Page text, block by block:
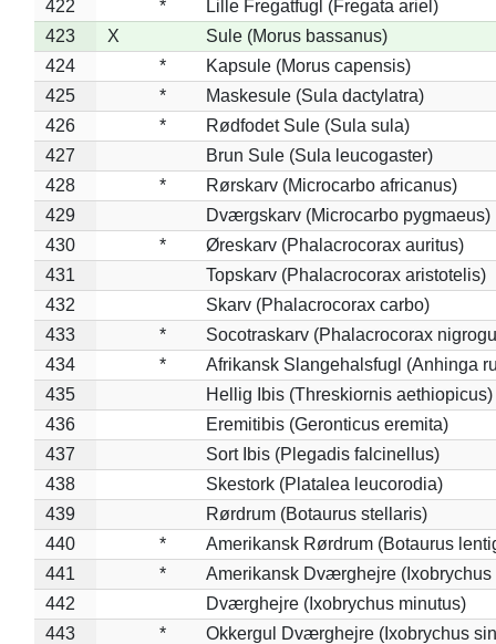
422
*
Lille Fregatfugl (Fregata ariel)
423
X
Sule (Morus bassanus)
424
*
Kapsule (Morus capensis)
425
*
Maskesule (Sula dactylatra)
426
*
Rødfodet Sule (Sula sula)
427
Brun Sule (Sula leucogaster)
428
*
Rørskarv (Microcarbo africanus)
429
Dværgskarv (Microcarbo pygmaeus)
430
*
Øreskarv (Phalacrocorax auritus)
431
Topskarv (Phalacrocorax aristotelis)
432
Skarv (Phalacrocorax carbo)
433
*
Socotraskarv (Phalacrocorax
434
*
Afrikansk Slangehalsfugl (Anhinga
435
Hellig Ibis (Threskiornis aethiopicus)
436
Eremitibis (Geronticus eremita)
437
Sort Ibis (Plegadis falcinellus)
438
Skestork (Platalea leucorodia)
439
Rørdrum (Botaurus stellaris)
440
*
Amerikansk Rørdrum (Botaurus
441
*
Amerikansk Dværghejre (Ixobrychus
442
Dværghejre (Ixobrychus minutus)
443
*
Okkergul Dværghejre (Ixobrychus